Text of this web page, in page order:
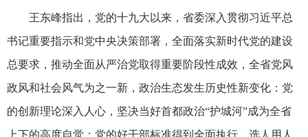
王东峰指出，党的十九大以来，省委深入贯彻习近平总
书记重要指示和党中央决策部署，全面落实新时代党的建设
总要求，推动全面从严治党取得重要阶段性成效，全省党风
政风和社会风气为之一新，政治生态发生历史性新变化：党
的创新理论深入人心，坚决当好首都政治“护城河”成为全省
上下的高度自觉；党的好干部标准得到全面执行，选人用人